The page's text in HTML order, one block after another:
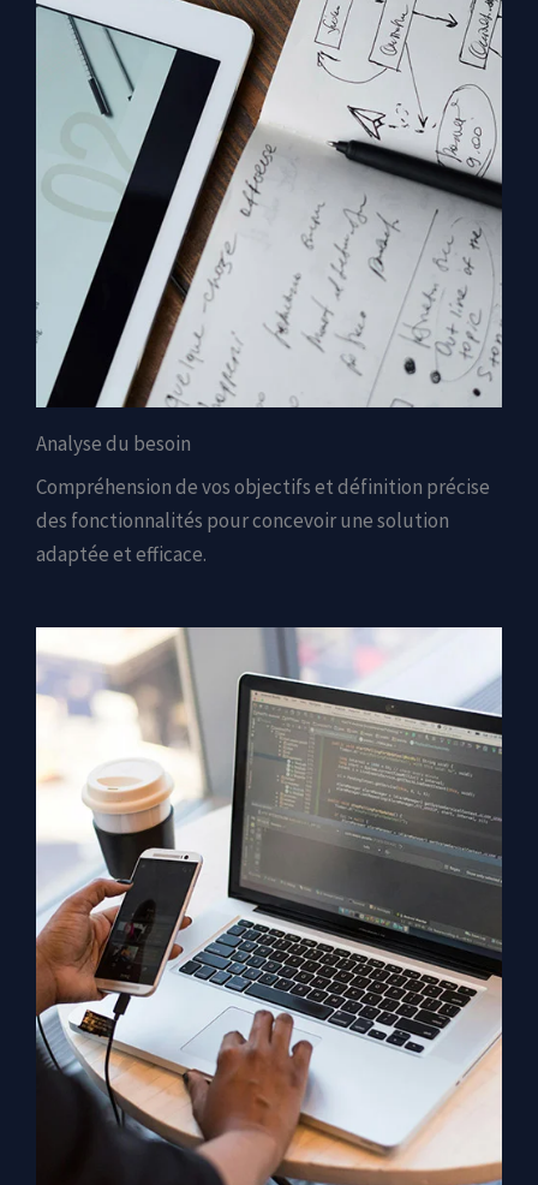
Analyse du besoin
Compréhension de vos objectifs et définition précise
des fonctionnalités pour concevoir une solution
adaptée et efficace.